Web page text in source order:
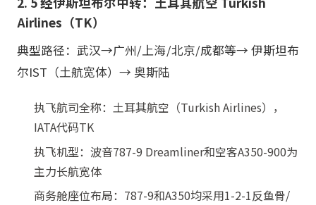
Airlines（TK）
典型路径：武汉→广州/上海/北京/成都等→ 伊斯坦布
尔IST（土航宽体）→ 奥斯陆
执飞航司全称：土耳其航空（Turkish Airlines），
IATA代码TK
执飞机型：波音787-9 Dreamliner和空客A350-900为
主力长航宽体
商务舱座位布局：787-9和A350均采用1-2-1反鱼骨/